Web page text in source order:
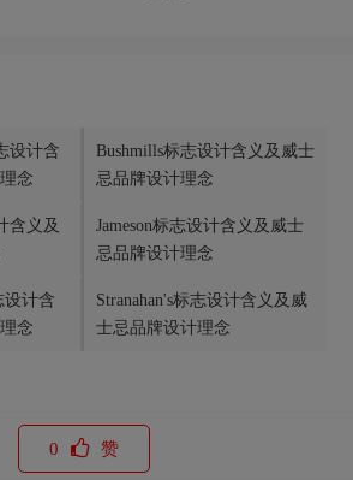
设计含
念
Bushmills标志设计含义及威士
忌品牌设计理念
含义及
Jameson标志设计含义及威士
忌品牌设计理念
设计含
念
Stranahan's标志设计含义及威
士忌品牌设计理念
0 赞